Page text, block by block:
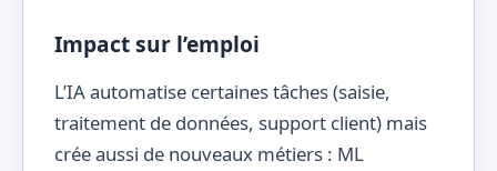
Impact sur l’emploi
L’IA automatise certaines tâches (saisie,
traitement de données, support client) mais
crée aussi de nouveaux métiers : ML